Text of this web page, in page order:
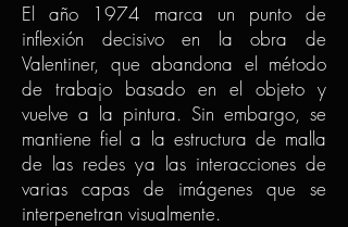
El año 1974 marca un punto de
inflexión decisivo en la obra de
Valentiner, que abandona el método
de trabajo basado en el objeto y
vuelve a la pintura. Sin embargo, se
mantiene fiel a la estructura de malla
de las redes ya las interacciones de
varias capas de imágenes que se
interpenetran visualmente.